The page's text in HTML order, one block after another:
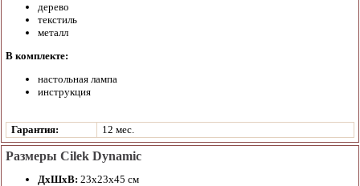
дерево
текстиль
металл
В комплекте:
настольная лампа
инструкция
Гарантия: 12 мес.
Размеры Cilek Dynamic
ДхШхВ: 23х23х45 см